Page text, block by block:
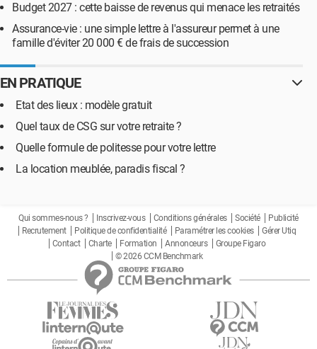
Budget 2027 : cette baisse de revenus qui menace les retraités
Assurance-vie : une simple lettre à l'assureur permet à une
famille d'éviter 20 000 € de frais de succession
EN PRATIQUE
Etat des lieux : modèle gratuit
Quel taux de CSG sur votre retraite ?
Quelle formule de politesse pour votre lettre
La location meublée, paradis fiscal ?
Qui sommes-nous ? Inscrivez-vous Conditions générales Société
Publicité
Recrutement
Politique de confidentialité Paramétrer les cookies
Gérer Utiq
Contact
Charte Formation Annonceurs
Groupe Figaro
© 2026 CCM Benchmark